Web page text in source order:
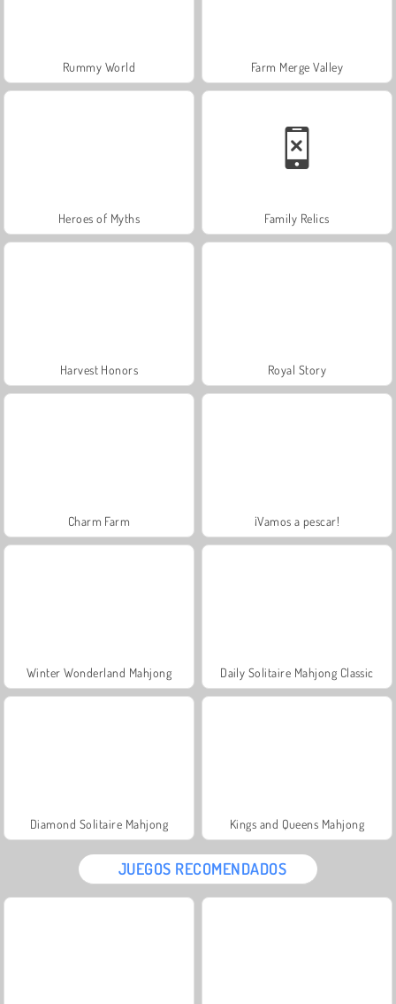
Rummy World Farm Merge Valley
Heroes of Myths Family Relics
Harvest Honors Royal Story
Charm Farm ¡Vamos a pescar!
Winter Wonderland Mahjong Daily Solitaire Mahjong Classic
Diamond Solitaire Mahjong Kings and Queens Mahjong
JUEGOS RECOMENDADOS